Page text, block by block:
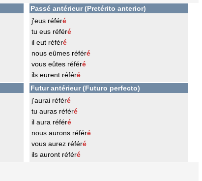
Passé antérieur (Pretérito anterior)
j'eus référé
tu eus référé
il eut référé
nous eûmes référé
vous eûtes référé
ils eurent référé
Futur antérieur (Futuro perfecto)
j'aurai référé
tu auras référé
il aura référé
nous aurons référé
vous aurez référé
ils auront référé